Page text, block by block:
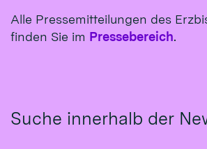
Alle Pressemitteilungen des
finden Sie im Pressebereich.
Suche innerhalb der